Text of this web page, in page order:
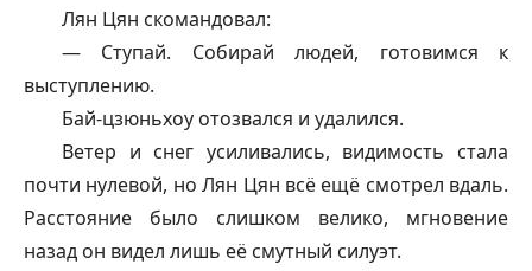
Лян Цян скомандовал:
— Ступай. Собирай людей, готовимся к
выступлению.
Бай-цзюньхоу отозвался и удалился.
Ветер и снег усиливались, видимость стала
почти нулевой, но Лян Цян всё ещё смотрел вдаль.
Расстояние было слишком велико, мгновение
назад он видел лишь её смутный силуэт.